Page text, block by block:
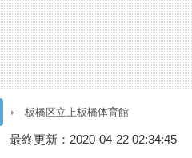
板橋区立上板橋体育館
最終更新：2020-04-22 02:34:45